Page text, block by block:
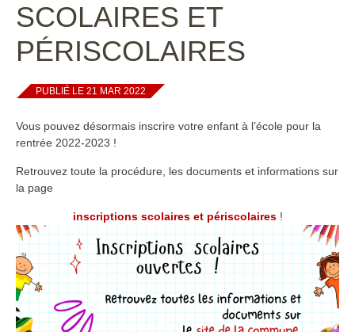
SCOLAIRES ET
PÉRISCOLAIRES
PUBLIÉ LE 21 MAR 2022
Vous pouvez désormais inscrire votre enfant à l’école pour la
rentrée 2022-2023 !
Retrouvez toute la procédure, les documents et informations sur
la page
inscriptions scolaires et périscolaires !